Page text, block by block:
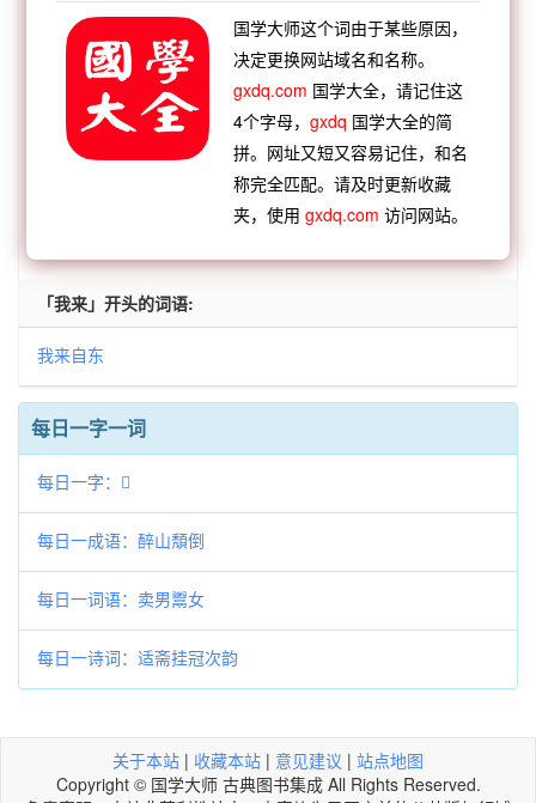
羞面江东 万折必东 周公居东
吾道将东
【逆接】： 顾我复我 惠子知我 颍川从我
鲍叔怜我 毋多酌我 六经注我
去来非我
【逆接】：我负子戴 我不犯人 我白君元
我庾维
我盈彼竭 我心匪石 我辈情钟 我武惟扬
「我来」开头的词语:
我来自东
每日一字一词
每日一字：𧲃
每日一成语：醉山頽倒
每日一词语：卖男鬻女
每日一诗词：适斋挂冠次韵
关于本站 | 收藏本站 | 意见建议 | 站点地图
Copyright © 国学大师 古典图书集成 All Rights Reserved.
国学大师这个词由于某些原因，
决定更换网站域名和名称。
gxdq.com 国学大全，请记住这
4个字母，gxdq 国学大全的简
拼。网址又短又容易记住，和名
称完全匹配。请及时更新收藏
夹，使用gxdq.com 访问网站。